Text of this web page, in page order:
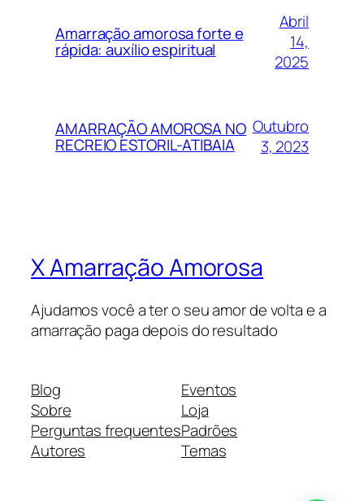
Amarração amorosa forte e
rápida: auxílio espiritual
Abril
14,
2025
AMARRAÇÃO AMOROSA NO
RECREIO ESTORIL-ATIBAIA
Outubro
3, 2023
X Amarração Amorosa
Ajudamos você a ter o seu amor de volta e a
amarração paga depois do resultado
Blog
Sobre
Perguntas frequentes
Autores
Eventos
Loja
Padrões
Temas